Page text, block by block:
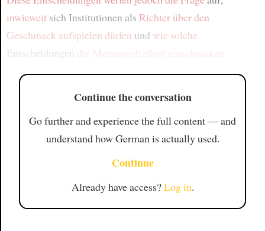
inwieweitsich Institutionen als Richter über den
Geschmack aufspielen dürfen und wie solche
Entscheidungen die Meinungsfreiheit einschränken
Continue the conversation
Go further and experience the full content — and
understand how German is actually used.
Continue
Already have access?Log in.